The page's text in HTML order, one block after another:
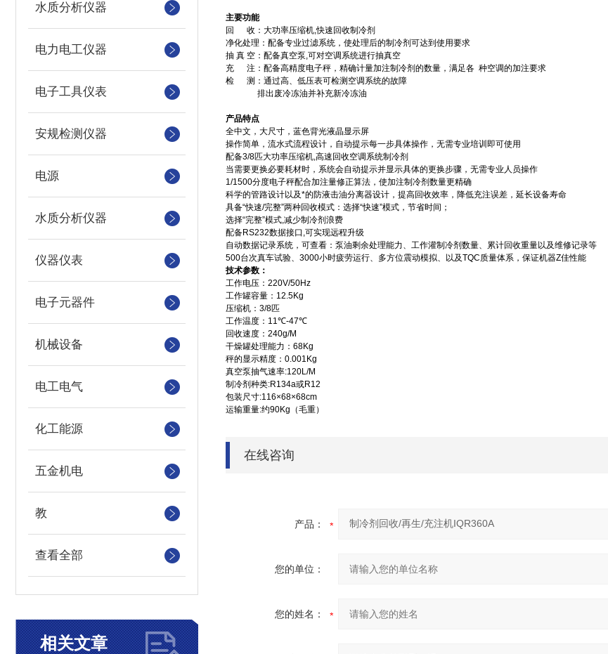
水质分析仪器
电力电工仪器
电子工具仪表
安规检测仪器
电源
水质分析仪器
仪器仪表
电子元器件
机械设备
电工电气
化工能源
五金机电
教
查看全部
相关文章
主要功能
回
收：大功率压缩机,快速回收制冷剂
净化处理：配备专业过滤系统，使处理后的制冷剂可达到使用要求
抽 真 空：配备真空泵,可对空调系统进行抽真空
充
注：配备高精度电子秤，精确计量加注制冷剂的数量，满足各 种空调的加注要求
检
测：通过高、低压表可检测空调系统的故障
排出废冷冻油并补充新冷冻油
产品特点
全中文，大尺寸，蓝色背光液晶显示屏
操作简单，流水式流程设计，自动提示每一步具体操作，无需专业培训即可使用
配备3/8匹大功率压缩机,高速回收空调系统制冷剂
当需要更换必要耗材时，系统会自动提示并显示具体的更换步骤，无需专业人员操作
1/1500分度电子秤配合加注量修正算法，使加注制冷剂数量更精确
科学的管路设计以及*的防液击油分离器设计，提高回收效率，降低充注误差，延长设备寿命
具备“快速/完整”两种回收模式：选择“快速”模式，节省时间；
选择“完整”模式,减少制冷剂浪费
配备RS232数据接口 ,可实现远程升级
自动数据记录系统，可查看：泵油剩余处理能力、工作灌制冷剂数量、累计回收重量以及维修记录等
500台次真车试验、 3000小时疲劳运行、多方位震动模拟、以及TQC质量体系，保证机器Z佳性能
技术参数：
工作电压： 220V/50Hz
工作罐容量： 12.5Kg
压缩机： 3/8匹
工作温度： 11℃-47℃
回收速度： 240g/M
干燥罐处理能力： 68Kg
秤的显示精度： 0.001Kg
真空泵抽气速率:120L/M
制冷剂种类:R134a或R12
包装尺寸:116×68×68cm
运输重量:约90Kg（毛重）
在线咨询
产品：
您的单位：
您的姓名：